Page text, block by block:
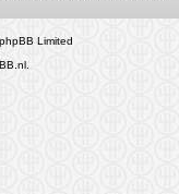
Limited